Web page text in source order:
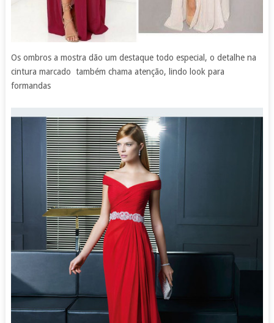
Os ombros a mostra dão um destaque todo especial, o detalhe na
cintura marcado também chama atenção, lindo look para
formandas